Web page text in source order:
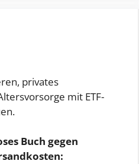
privates
mit ETF-
Buch gegen